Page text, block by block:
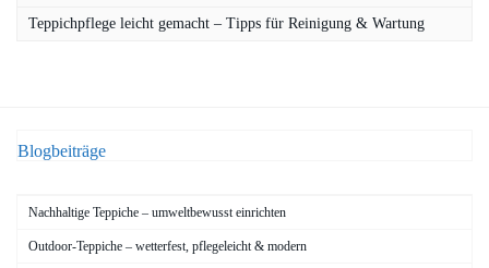
Teppichpflege leicht gemacht – Tipps für Reinigung & Wartung
Blogbeiträge
Nachhaltige Teppiche – umweltbewusst einrichten
Outdoor-Teppiche – wetterfest, pflegeleicht & modern